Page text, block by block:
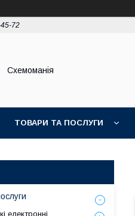
72
Схемоманія
ТОВАРИ ТА ПОСЛУГИ
електронні